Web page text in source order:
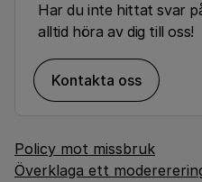
Har du inte hittat svar
alltid höra av dig till oss!
Kontakta oss
Policy mot missbruk
Överklaga ett